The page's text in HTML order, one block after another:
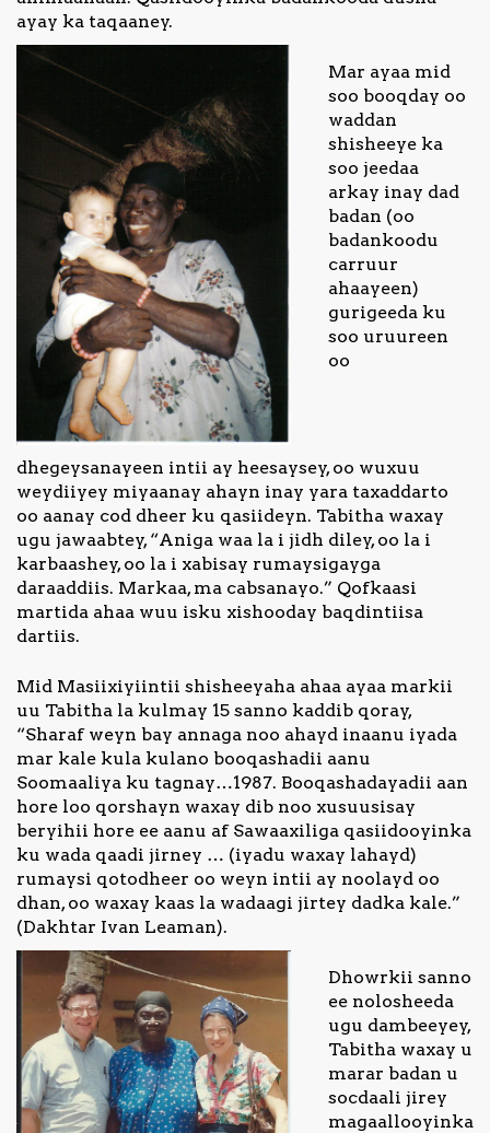
ayay ka taqaaney.
Mar ayaa mid
soo booqday oo
waddan
shisheeye ka
soo jeedaa
arkay inay dad
badan (oo
badankoodu
carruur
ahaayeen)
gurigeeda ku
soo uruureen
oo
dhegeysanayeen intii ay heesaysey, oo wuxuu
weydiiyey miyaanay ahayn inay yara taxaddarto
oo aanay cod dheer ku qasiideyn. Tabitha waxay
ugu jawaabtey, “Aniga waa la i jidh diley, oo la i
karbaashey, oo la i xabisay rumaysigayga
daraaddiis. Markaa, ma cabsanayo.” Qofkaasi
martida ahaa wuu isku xishooday baqdintiisa
dartiis.
Mid Masiixiyiintii shisheeyaha ahaa ayaa markii
uu Tabitha la kulmay 15 sanno kaddib qoray,
“Sharaf weyn bay annaga noo ahayd inaanu iyada
mar kale kula kulano booqashadii aanu
Soomaaliya ku tagnay…1987. Booqashadayadii aan
hore loo qorshayn waxay dib noo xusuusisay
beryihii hore ee aanu af Sawaaxiliga qasiidooyinka
ku wada qaadi jirney … (iyadu waxay lahayd)
rumaysi qotodheer oo weyn intii ay noolayd oo
dhan, oo waxay kaas la wadaagi jirtey dadka kale.”
(Dakhtar Ivan Leaman).
Dhowrkii sanno
ee nolosheeda
ugu dambeeyey,
Tabitha waxay u
marar badan u
socdaali jirey
magaallooyinka